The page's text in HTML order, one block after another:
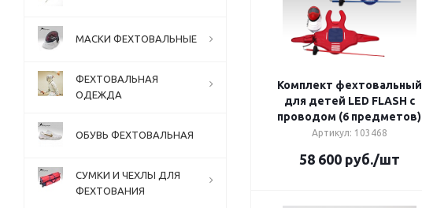
Комплект фехтовальный
для детей LED FLASH с
проводом (6 предметов)
Артикул: 103468
58 600руб./шт
МАСКИ ФЕХТОВАЛЬНЫЕ
ФЕХТОВАЛЬНАЯ
ОДЕЖДА
ОБУВЬ ФЕХТОВАЛЬНАЯ
СУМКИ И ЧЕХЛЫ ДЛЯ
ФЕХТОВАНИЯ